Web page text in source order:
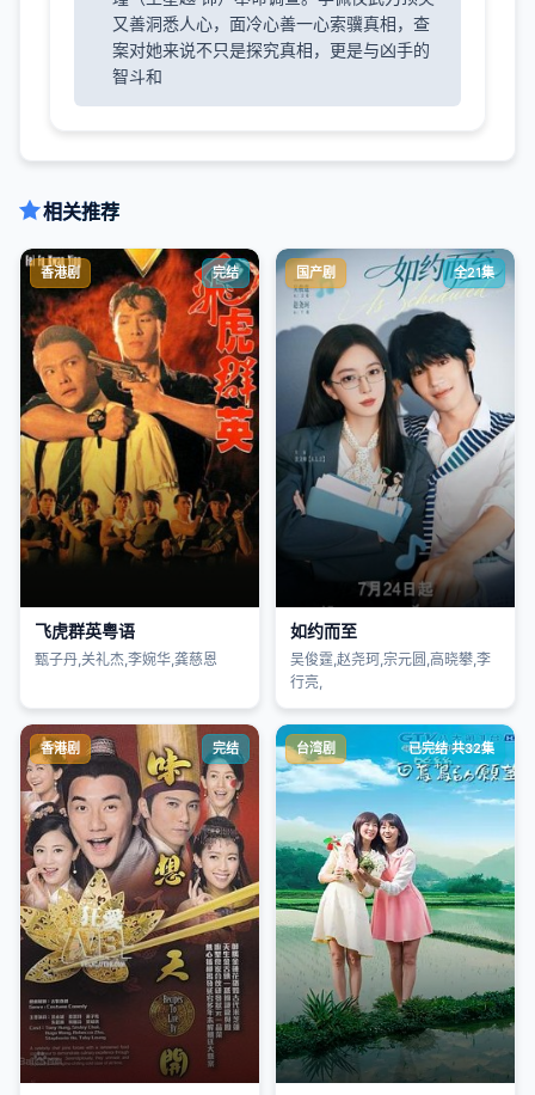
又善洞悉人心，面冷心善一心索骥真相，查
案对她来说不只是探究真相，更是与凶手的
智斗和
相关推荐
香港剧 完结
飞虎群英粤语
甄子丹,关礼杰,李婉华,龚慈恩
国产剧 全21集
如约而至
吴俊霆,赵尧珂,宗元圆,高晓攀,李
行亮,
香港剧 完结 台湾剧 已完结 共32集